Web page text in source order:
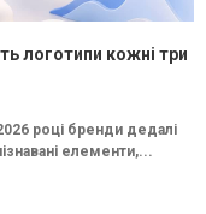
логотипи кожні три
році бренди дедалі
елементи,...